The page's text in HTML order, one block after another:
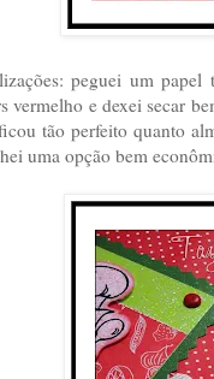
peguei um papel
vermelho e dexei secar
tão perfeito quanto
uma opção bem